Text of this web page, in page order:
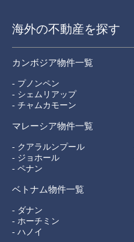
海外の不動産を探す
カンボジア物件一覧
- プノンペン
- シェムリアップ
- チャムカモーン
マレーシア物件一覧
- クアラルンプール
- ジョホール
- ペナン
ベトナム物件一覧
- ダナン
- ホーチミン
- ハノイ